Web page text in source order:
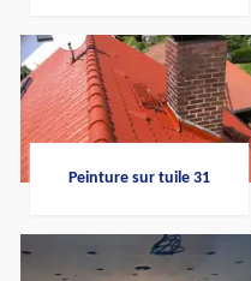
Peinture sur tuile 31